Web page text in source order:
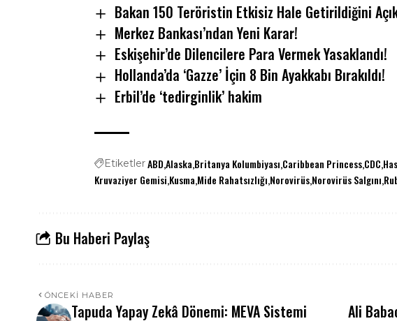
Bakan 150 Teröristin Etkisiz Hale Getirildiğini
Merkez Bankası’ndan Yeni Karar!
Eskişehir’de Dilencilere Para Vermek Yasaklandı!
Hollanda’da ‘Gazze’ İçin 8 Bin Ayakkabı Bırakıldı!
Erbil’de ‘tedirginlik’ hakim
EtiketlerABD Alaska Britanya Kolumbiyası Caribbean PrincessCDC
Kruvaziyer Gemisi Kusma Mide Rahatsızlığı NorovirüsNorovirüs Salgını
Bu Haberi Paylaş
ÖNCEKI HABER
Tapuda Yapay Zekâ Dönemi: MEVA Sistemi
Ali